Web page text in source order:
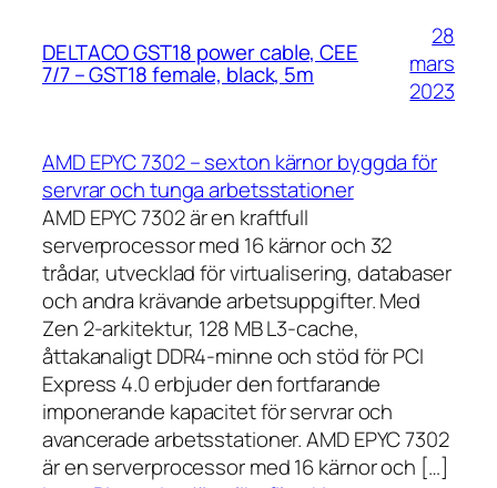
DELTACO GST18 power cable, CEE
7/7 – GST18 female, black, 5m
28
mars
2023
AMD EPYC 7302 – sexton kärnor byggda för
servrar och tunga arbetsstationer
AMD EPYC 7302 är en kraftfull
serverprocessor med 16 kärnor och 32
trådar, utvecklad för virtualisering, databaser
och andra krävande arbetsuppgifter. Med
Zen 2-arkitektur, 128 MB L3-cache,
åttakanaligt DDR4-minne och stöd för PCI
Express 4.0 erbjuder den fortfarande
imponerande kapacitet för servrar och
avancerade arbetsstationer. AMD EPYC 7302
är en serverprocessor med 16 kärnor och […]